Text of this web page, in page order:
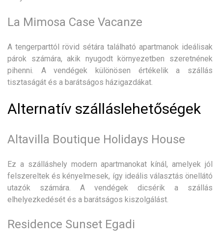
La Mimosa Case Vacanze
A tengerparttól rövid sétára található apartmanok ideálisak
párok számára, akik nyugodt környezetben szeretnének
pihenni. A vendégek különösen értékelik a szállás
tisztaságát és a barátságos házigazdákat.
Alternatív szálláslehetőségek
Altavilla Boutique Holidays House
Ez a szálláshely modern apartmanokat kínál, amelyek jól
felszereltek és kényelmesek, így ideális választás önellátó
utazók számára. A vendégek dicsérik a szállás
elhelyezkedését és a barátságos kiszolgálást.
Residence Sunset Egadi